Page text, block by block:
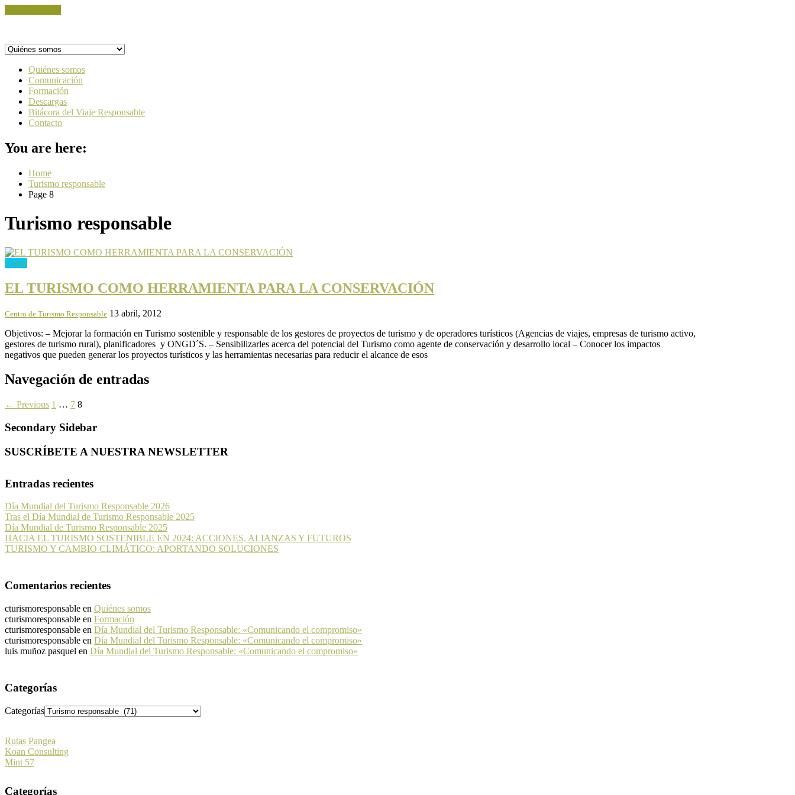
Quiénes somos
Comunicación
Formación
Descargas
Bitácora del Viaje Responsable
Contacto
You are here:
Home
Turismo responsable
Page 8
Turismo responsable
Curso
EL TURISMO COMO HERRAMIENTA PARA LA CONSERVACIÓN
Centro de Turismo Responsable 13 abril, 2012
Objetivos: – Mejorar la formación en Turismo sostenible y responsable de los gestores de proyectos de turismo y de operadores turísticos (Agencias de viajes, empresas de turismo activo,
gestores de turismo rural), planificadores y ONGD´S. – Sensibilizarles acerca del potencial del Turismo como agente de conservación y desarrollo local – Conocer los impactos
negativos que pueden generar los proyectos turísticos y las herramientas necesarias para reducir el alcance de esos
Navegación de entradas
← Previous 1 … 7 8
Secondary Sidebar
SUSCRÍBETE A NUESTRA NEWSLETTER
Entradas recientes
Día Mundial del Turismo Responsable 2026
Tras el Día Mundial de Turismo Responsable 2025
Día Mundial de Turismo Responsable 2025
HACIA EL TURISMO SOSTENIBLE EN 2024: ACCIONES, ALIANZAS Y FUTUROS
TURISMO Y CAMBIO CLIMÁTICO: APORTANDO SOLUCIONES
Comentarios recientes
cturismoresponsable en Quiénes somos
cturismoresponsable en Formación
cturismoresponsable en Día Mundial del Turismo Responsable: «Comunicando el compromiso»
cturismoresponsable en Día Mundial del Turismo Responsable: «Comunicando el compromiso»
luis muñoz pasquel en Día Mundial del Turismo Responsable: «Comunicando el compromiso»
Categorías
Categorías
Rutas Pangea
Koan Consulting
Mint 57
Categorías